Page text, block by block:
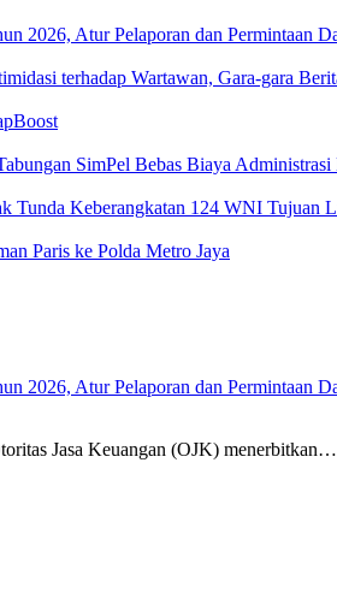
2026, Atur Pelaporan dan Permintaan
terhadap Wartawan, Gara-gara
SimPel Bebas Biaya Administrasi
Tunda Keberangkatan 124 WNI Tujuan
Paris ke Polda Metro Jaya
2026, Atur Pelaporan dan Permintaan
Jasa Keuangan (OJK) menerbitkan…